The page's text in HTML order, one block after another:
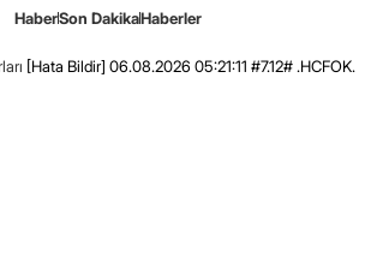
HaberSon DakikaHaberler
[Hata Bildir] 06.08.2026 05:21:11 #7.12# .HCFOK.